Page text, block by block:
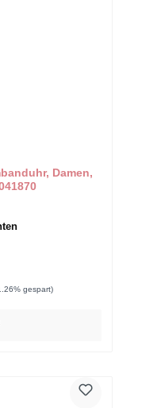
Damen,
auswählen
gespart)